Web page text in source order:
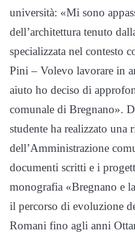
università: «Mi sono
dell’architettura tenuto
specializzata nel contesto
Pini – Volevo lavorare in
aiuto ho deciso di
comunale di Bregnano».
studente ha realizzato una
dell’Amministrazione
documenti scritti e i
monografia «Bregnano e
il percorso di evoluzione
Romani fino agli anni